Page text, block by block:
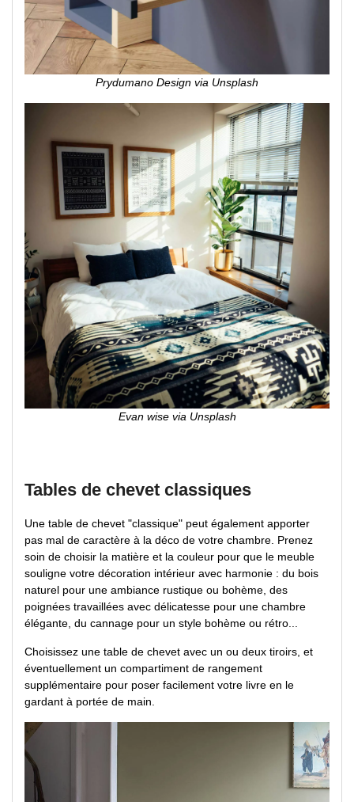
Prydumano Design via Unsplash
Evan wise via Unsplash
Tables de chevet classiques
Une table de chevet "classique" peut également apporter
pas mal de caractère à la déco de votre chambre. Prenez
soin de choisir la matière et la couleur pour que le meuble
souligne votre décoration intérieur avec harmonie : du bois
naturel pour une ambiance rustique ou bohème, des
poignées travaillées avec délicatesse pour une chambre
élégante, du cannage pour un style bohème ou rétro...
Choisissez une table de chevet avec un ou deux tiroirs, et
éventuellement un compartiment de rangement
supplémentaire pour poser facilement votre livre en le
gardant à portée de main.